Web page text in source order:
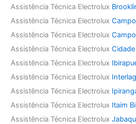
Assistência Técnica Electrolux
Assistência Técnica Electrolux
Assistência Técnica Electrolux
Assistência Técnica Electrolux
Assistência Técnica Electrolux
Assistência Técnica Electrolux
Assistência Técnica Electrolux
Assistência Técnica Electrolux Itaim
Assistência Técnica Electrolux